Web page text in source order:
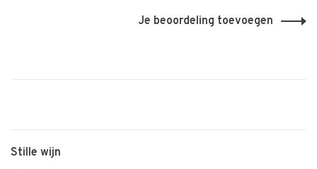
Je beoordeling toevoegen
Stille wijn